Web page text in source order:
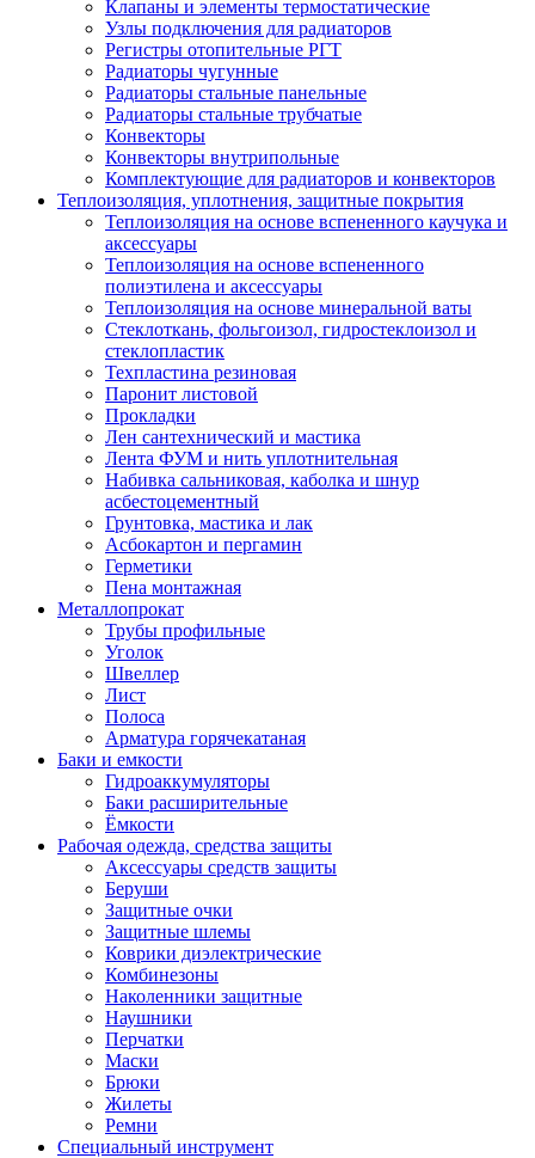
Клапаны и элементы термостатические
Узлы подключения для радиаторов
Регистры отопительные РГТ
Радиаторы чугунные
Радиаторы стальные панельные
Радиаторы стальные трубчатые
Конвекторы
Конвекторы внутрипольные
Комплектующие для радиаторов и конвекторов
Теплоизоляция, уплотнения, защитные покрытия
Теплоизоляция на основе вспененного каучука и
аксессуары
Теплоизоляция на основе вспененного
полиэтилена и аксессуары
Теплоизоляция на основе минеральной ваты
Стеклоткань, фольгоизол, гидростеклоизол и
стеклопластик
Техпластина резиновая
Паронит листовой
Прокладки
Лен сантехнический и мастика
Лента ФУМ и нить уплотнительная
Набивка сальниковая, каболка и шнур
асбестоцементный
Грунтовка, мастика и лак
Асбокартон и пергамин
Герметики
Пена монтажная
Металлопрокат
Трубы профильные
Уголок
Швеллер
Лист
Полоса
Арматура горячекатаная
Баки и емкости
Гидроаккумуляторы
Баки расширительные
Ёмкости
Рабочая одежда, средства защиты
Аксессуары средств защиты
Беруши
Защитные очки
Защитные шлемы
Коврики диэлектрические
Комбинезоны
Наколенники защитные
Наушники
Перчатки
Маски
Брюки
Жилеты
Ремни
Специальный инструмент